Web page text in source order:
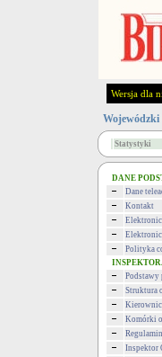
Wersja dla
Statystyki
DANE
Dane
Kontakt
Polityka
Podstawy
Struktura
Komórki
Inspektor